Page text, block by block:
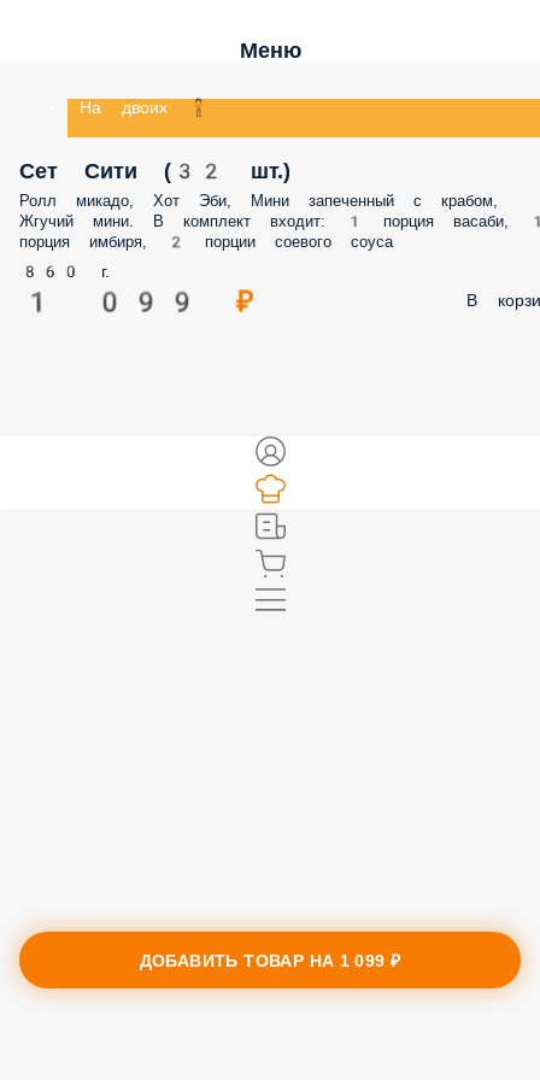
Меню
На двоих 🧍
Сет Сити (32 шт.)
Ролл микадо, Хот Эби, Мини запеченный с крабом,
Жгучий мини. В комплект входит: 1 порция васаби,
порция имбиря, 2 порции соевого соуса
860 г.
1 099 ₽ В
ДОБАВИТЬ ТОВАР НА 1 099 ₽